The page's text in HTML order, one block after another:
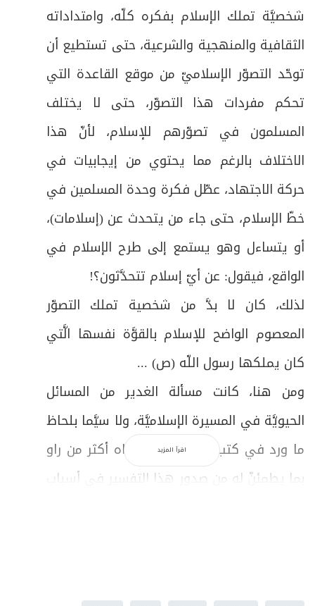
شخصيَّة تملك الإسلام بفكره كلّه، وامتداداته
الثقافية والمنهجية والشرعية، حتى تستطيع أن
توحّد التصوّر الإسلاميّ من موقع القاعدة التي
تحكم مفردات هذا التصوّر، حتى لا يختلف
المسلمون في تصوّرهم للإسلام، لأنّ هذا
الاختلاف بالرغم مما يحتوي من إيجابيات في
حركة الاجتهاد، عطّل فكرة وحدة المسلمين في
خطّ الإسلام، حتى جاء من يتحدث عن (إسلامات)،
أو يتساءل وهو يستمع إلى طرح الإسلام في
الواقع، فيقول: عن أيّ إسلام تتحدَّثون؟!
لذلك، كان لا بدَّ من شخصية تملك التصوّر
المعصوم الواضح للإسلام بالقوَّة نفسها الَّتي
كان يملكها رسول اللّه (ص) ...
ومن هنا، كانت مسألة الغدير من المسائل
الحيويَّة في المسيرة الإسلاميَّة، ولا سيَّما بلحاظ
ما ورد في كتب التفسير، مما رواه أكثر من راو
بما يطمئنّ له من صدور هذا التفسير في أسباب
اقرأ المزيد